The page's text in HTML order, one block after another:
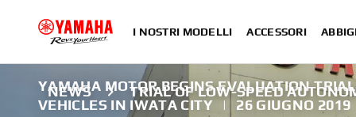
I NOSTRI MODELLI ACCESSORI
NEWS TRIAL OF LOW-SPEED
YAMAHA MOTOR BEGINS EVALUATION
VEHICLES IN IWATA CITY
| 26 GIUGNO 2019